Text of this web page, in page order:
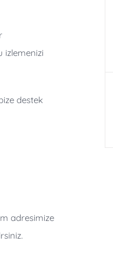
izlemenizi
destek
adresimize